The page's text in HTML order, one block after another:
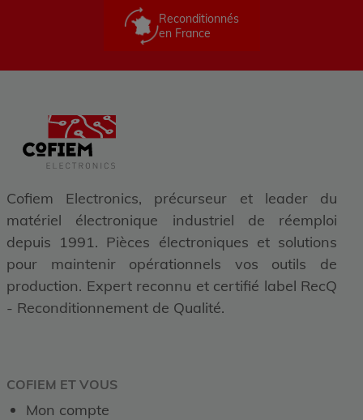
Reconditionnés
en France
Cofiem Electronics, précurseur et leader du
matériel électronique industriel de réemploi
depuis 1991. Pièces électroniques et solutions
pour maintenir opérationnels vos outils de
production. Expert reconnu et certifié label RecQ
- Reconditionnement de Qualité.
COFIEM ET VOUS
Mon compte